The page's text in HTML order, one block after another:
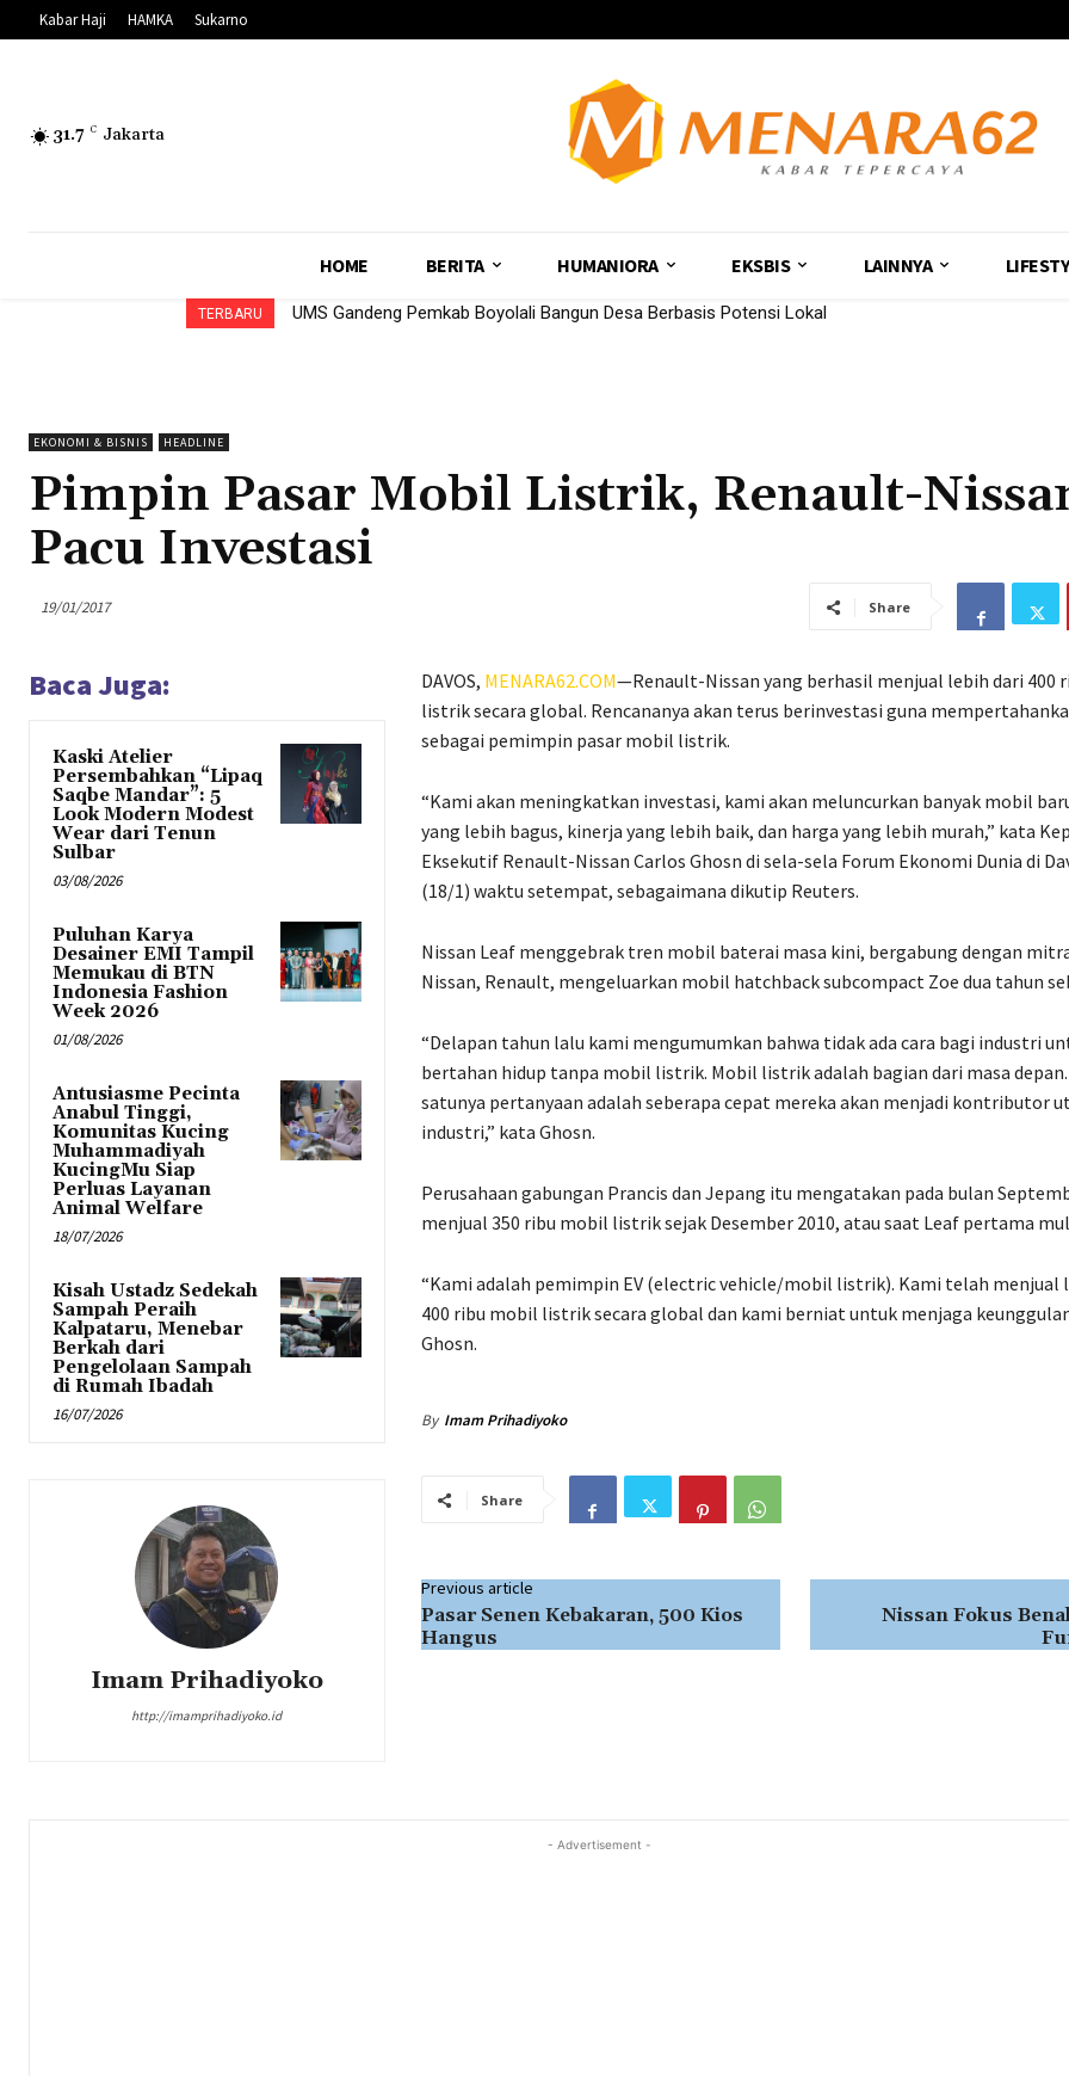
Kabar Haji HAMKA Sukarno
31.7 C Jakarta
HOME BERITA HUMANIORA EKSBIS LAINNYA
TERBARU UMS Gandeng Pemkab Boyolali Bangun Desa Berbasis Potensi Lokal
EKONOMI & BISNIS HEADLINE
Pimpin Pasar Mobil Listrik, Renault-
Pacu Investasi
19/01/2017 Share
Baca Juga:
Kaski Atelier
Persembahkan “Lipaq
Saqbe Mandar”: 5
Look Modern Modest
Wear dari Tenun
Sulbar
03/08/2026
Puluhan Karya
Desainer EMI Tampil
Memukau di BTN
Indonesia Fashion
Week 2026
01/08/2026
Antusiasme Pecinta
Anabul Tinggi,
Komunitas Kucing
Muhammadiyah
KucingMu Siap
Perluas Layanan
Animal Welfare
18/07/2026
Kisah Ustadz Sedekah
Sampah Peraih
Kalpataru, Menebar
Berkah dari
Pengelolaan Sampah
di Rumah Ibadah
16/07/2026
Imam Prihadiyoko
http://imamprihadiyoko.id
DAVOS, MENARA62.COM—Renault-Nissan yang berhasil menjual lebih dari 400
listrik secara global. Rencananya akan terus berinvestasi guna
sebagai pemimpin pasar mobil listrik.
“Kami akan meningkatkan investasi, kami akan meluncurkan banyak mobil
yang lebih bagus, kinerja yang lebih baik, dan harga yang lebih murah,” kata
Eksekutif Renault-Nissan Carlos Ghosn di sela-sela Forum Ekonomi Dunia di
(18/1) waktu setempat, sebagaimana dikutip Reuters.
Nissan Leaf menggebrak tren mobil baterai masa kini, bergabung dengan
Nissan, Renault, mengeluarkan mobil hatchback subcompact Zoe dua tahun
“Delapan tahun lalu kami mengumumkan bahwa tidak ada cara bagi industri
bertahan hidup tanpa mobil listrik. Mobil listrik adalah bagian dari masa
satunya pertanyaan adalah seberapa cepat mereka akan menjadi kontributor
industri,” kata Ghosn.
Perusahaan gabungan Prancis dan Jepang itu mengatakan pada bulan
menjual 350 ribu mobil listrik sejak Desember 2010, atau saat Leaf pertama
“Kami adalah pemimpin EV (electric vehicle/mobil listrik). Kami telah menjual
400 ribu mobil listrik secara global dan kami berniat untuk menjaga
Ghosn.
By Imam Prihadiyoko
Share
Previous article
Pasar Senen Kebakaran, 500 Kios
Hangus
Nissan Fokus
- Advertisement -